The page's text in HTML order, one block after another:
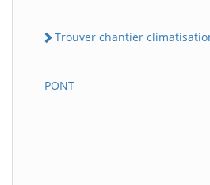
Trouver chantier
PONT